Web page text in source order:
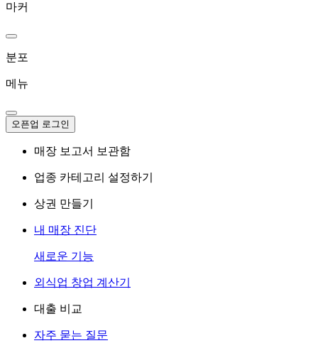
마커
분포
메뉴
오픈업 로그인
매장 보고서 보관함
업종 카테고리 설정하기
상권 만들기
내 매장 진단
새로운 기능
외식업 창업 계산기
대출 비교
자주 묻는 질문